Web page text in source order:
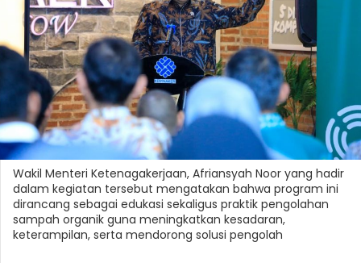
Wakil Menteri Ketenagakerjaan, Afriansyah Noor yang hadir
dalam kegiatan tersebut mengatakan bahwa program ini
dirancang sebagai edukasi sekaligus praktik pengolahan
sampah organik guna meningkatkan kesadaran,
keterampilan, serta mendorong solusi pengolah